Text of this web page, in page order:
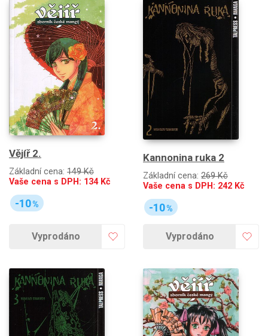
Vějíř 2.
Základní cena: 149 Kč
Vaše cena s DPH: 134Kč
-10%
Vyprodáno
Kannonina ruka 2
Základní cena: 269 Kč
Vaše cena s DPH: 242 Kč
-10%
Vyprodáno